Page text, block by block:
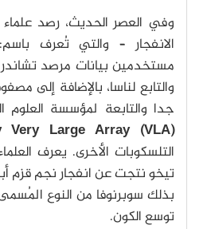
وفي العصر الحديث، رصد
الانفجار – والتي تُعرف
مستخدمين بيانات مرصد
والتابع لناسا، بالإضافة إلى
جدا والتابعة لمؤسسة العلوم
Very Large Array (VLA)
التلسكوبات الأخرى. يعرف
تيخو نتجت عن انفجار نجم قزم
توسع الكون.